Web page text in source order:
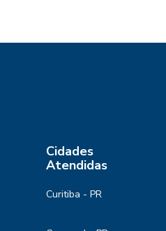
Cidades
Atendidas
Curitiba - PR